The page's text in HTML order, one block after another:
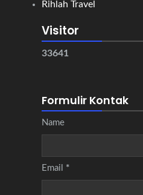
Rihlah Travel
Visitor
33641
Formulir Kontak
Name
Email *